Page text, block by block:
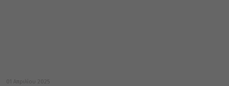
01 Απριλίου 2025